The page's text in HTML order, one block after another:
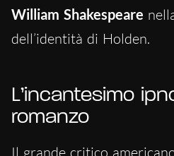
William Shakespeare
dell’identità di Holden.
L’incantesimo
romanzo
Il grande critico